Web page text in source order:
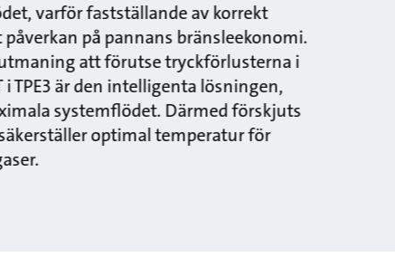
varför fastställande av korrekt
på pannans bränsleekonomi.
att förutse tryckförlusterna i
i TPE3 är den intelligenta lösningen,
systemflödet. Därmed förskjuts
optimal temperatur för